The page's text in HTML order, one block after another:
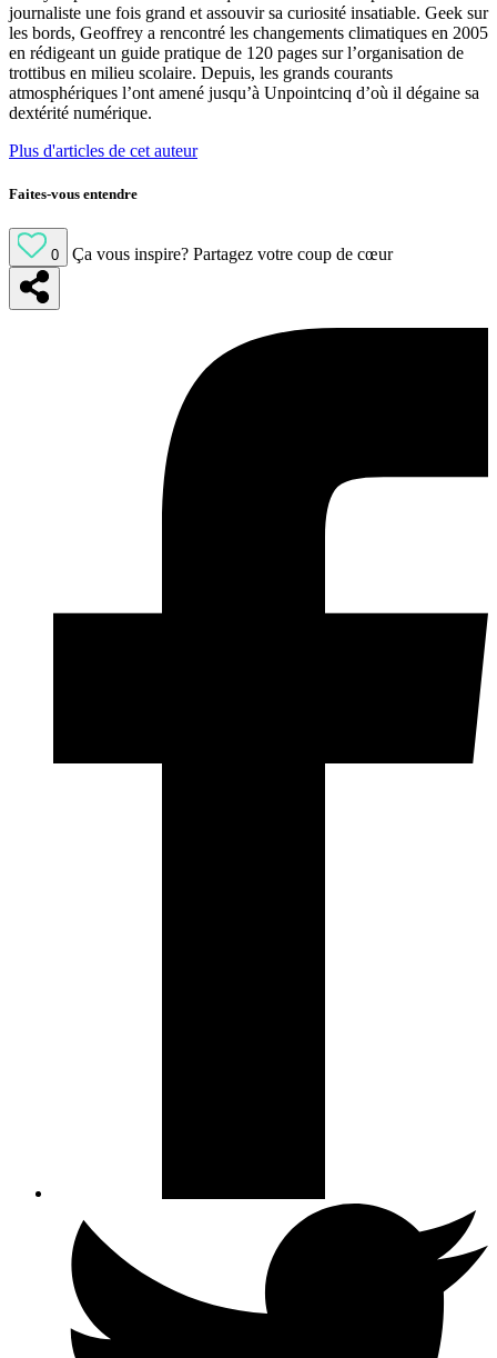
journaliste une fois grand et assouvir sa curiosité insatiable. Geek sur
les bords, Geoffrey a rencontré les changements climatiques en 2005
en rédigeant un guide pratique de 120 pages sur l’organisation de
trottibus en milieu scolaire. Depuis, les grands courants
atmosphériques l’ont amené jusqu’à Unpointcinq d’où il dégaine sa
dextérité numérique.
Plus d'articles de cet auteur
Faites-vous entendre
0 Ça vous inspire? Partagez votre coup de cœur